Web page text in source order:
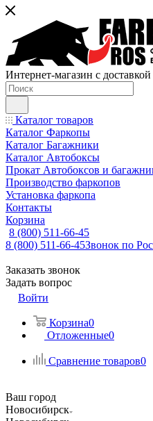
Интернет-магазин с
Каталог товаров
Каталог Фаркопы
Каталог Багажники
Каталог Автобоксы
Прокат Автобоксов и
Производство фаркопов
Установка фаркопа
Контакты
Корзина
8 (800) 511-66-45
8 (800) 511-66-45Звонок по
Заказать звонок
Задать вопрос
Войти
Корзина0
Отложенные0
Сравнение товаров0
Ваш город
Новосибирск